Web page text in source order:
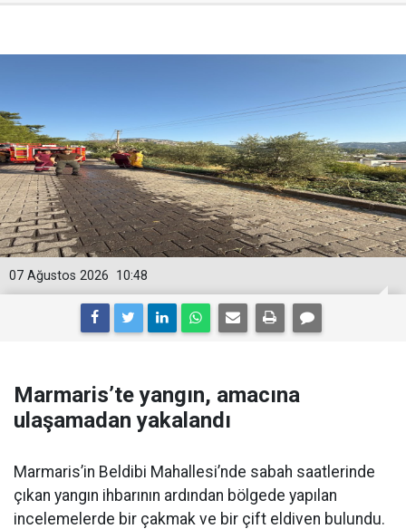
10:48
07 Ağustos 2026
Marmaris’te yangın, amacına
ulaşamadan yakalandı
Marmaris’in Beldibi Mahallesi’nde sabah saatlerinde
çıkan yangın ihbarının ardından bölgede yapılan
incelemelerde bir çakmak ve bir çift eldiven bulundu.